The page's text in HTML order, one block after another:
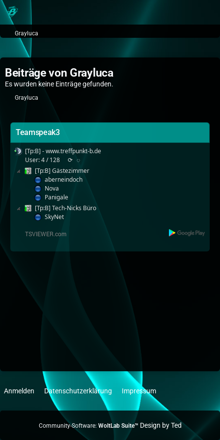
Grayluca
Beiträge von Grayluca
Es wurden keine Einträge gefunden.
Grayluca
Teamspeak3
[Tp:B] - www.treffpunkt-b.de
User: 4 / 128
⟳ ◌
[Tp:B] Gästezimmer
aberneindoch
Nova
Panigale
[Tp:B] Tech-Nicks Büro
SkyNet
Anmelden Datenschutzerklärung Impressum
Community-Software: WoltLab Suite™